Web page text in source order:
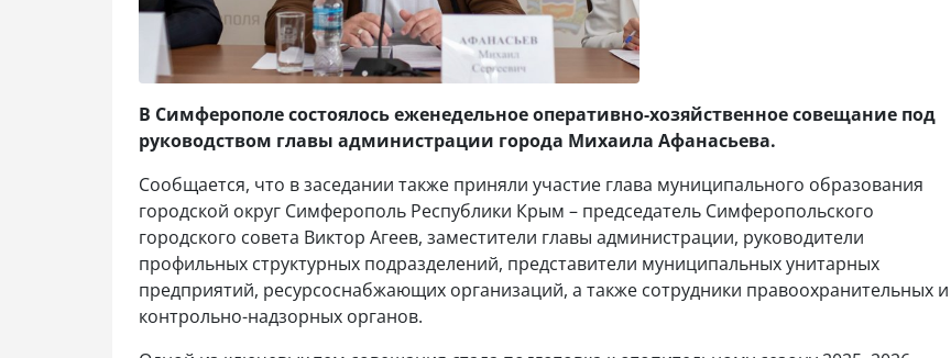
В Симферополе состоялось еженедельное оперативно-хозяйственное совещание под
руководством главы администрации города Михаила Афанасьева.
Сообщается, что в заседании также приняли участие глава муниципального образования
городской округ Симферополь Республики Крым – председатель Симферопольского
городского совета Виктор Агеев, заместители главы администрации, руководители
профильных структурных подразделений, представители муниципальных унитарных
предприятий, ресурсоснабжающих организаций, а также сотрудники правоохранительных и
контрольно-надзорных органов.